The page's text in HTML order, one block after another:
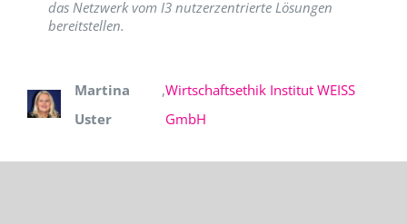
das Netzwerk vom I3 nutzerzentrierte Lösungen
bereitstellen.
Martina
Uster
,Wirtschaftsethik Institut WEISS
GmbH